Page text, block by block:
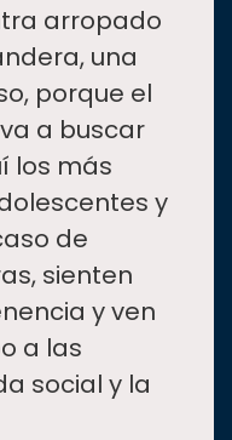
arropado
una
porque el
a buscar
los más
y
de
sienten
y ven
a las
social y la